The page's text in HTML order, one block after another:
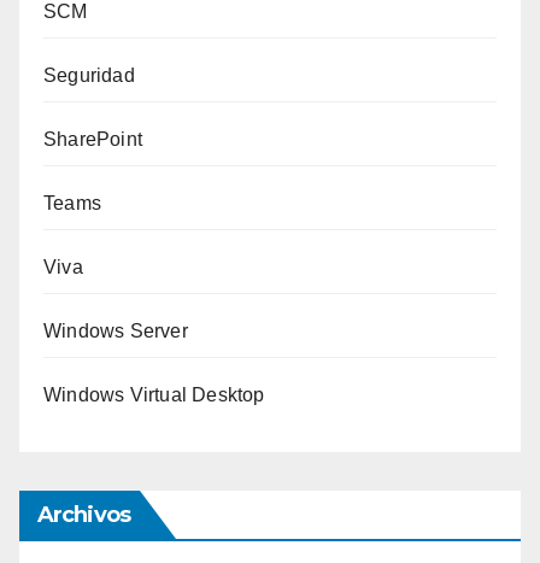
SCM
Seguridad
SharePoint
Teams
Viva
Windows Server
Windows Virtual Desktop
Archivos